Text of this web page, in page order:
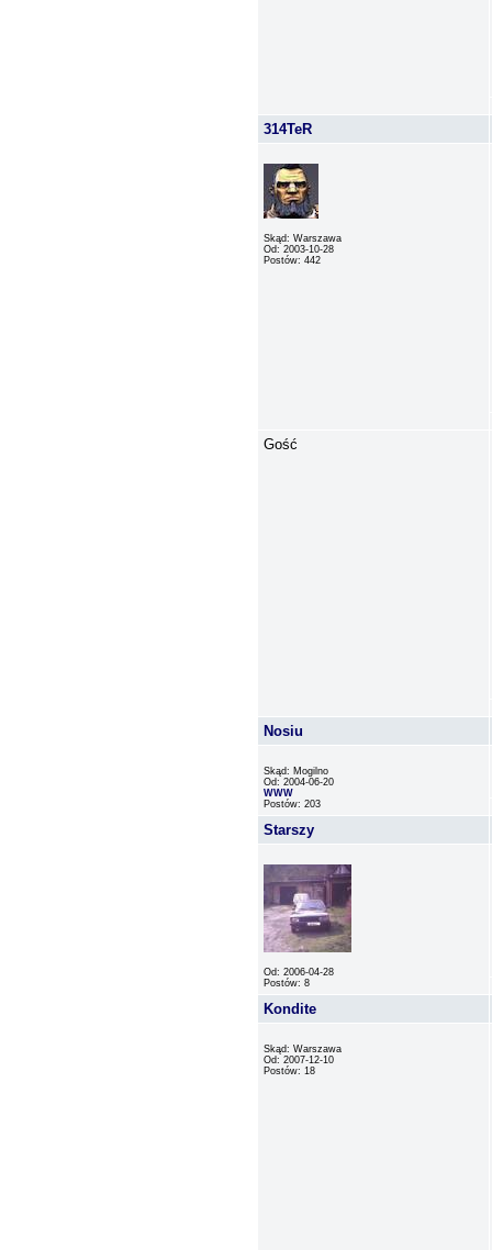
314TeR
Skąd: Warszawa
Od: 2003-10-28
Postów: 442
Gość
Nosiu
Skąd: Mogilno
Od: 2004-06-20
WWW
Postów: 203
Starszy
Od: 2006-04-28
Postów: 8
Kondite
Skąd: Warszawa
Od: 2007-12-10
Postów: 18